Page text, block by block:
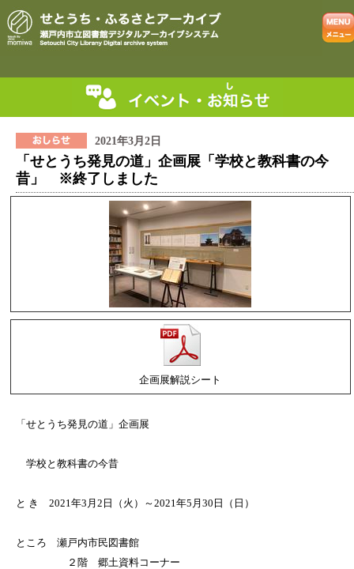
2021年3月2日
「せとうち発見の道」企画展「学校と教科書の今
昔」 ※終了しました
企画展解説シート
「せとうち発見の道」企画展
学校と教科書の今昔
と き 2021年3月2日（火）～2021年5月30日（日）
ところ 瀬戸内市民図書館
２階 郷土資料コーナー